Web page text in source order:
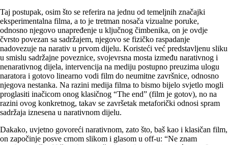
Taj postupak, osim što se referira na jednu od temeljnih značajki
eksperimentalna filma, a to je tretman nosača vizualne poruke,
odnosno njegovo unapređenje u ključnog čimbenika, on je ovdje
čvrsto povezan sa sadržajem, njegovo se fizičko raspadanje
nadovezuje na narativ u prvom dijelu. Koristeći već predstavljenu sliku
u smislu sadržajne poveznice, svojevrsna mosta između narativnog i
nenarativnog dijela, intervencija na mediju postupno preuzima ulogu
naratora i gotovo linearno vodi film do neumitne završnice, odnosno
njegova nestanka. Na razini medija filma to bismo bijelo svjetlo mogli
proglasiti inačicom onog klasičnog “The end” (film je gotov), no na
razini ovog konkretnog, takav se završetak metaforički odnosi spram
sadržaja iznesena u narativnom dijelu.
Dakako, uvjetno govoreći narativnom, zato što, baš kao i klasičan film,
on započinje posve crnom slikom i glasom u off-u: “Ne znam